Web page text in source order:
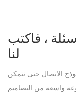
، فاكتب
لنا
الاتصال حتى نتمكن